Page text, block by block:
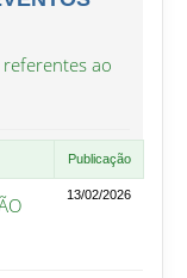
referentes ao
Publicação
13/02/2026